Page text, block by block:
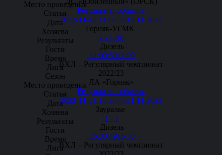
Результаты события
2022-11-19 11:00:5919.11.2022
Горняк-УГМК
2 - 1 (б)
Дизель
11:00:5911:00
ВХЛ – Регулярный чемпионат
2022/23
ЛА «Горняк»
Результаты события
2022-11-21 16:30:4921.11.2022
Зауралье
1 - 3
Дизель
16:30:4916:30
ВХЛ – Регулярный чемпионат